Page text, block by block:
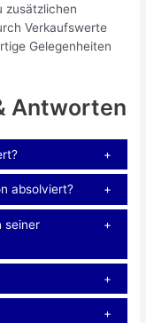
zusätzlichen
Verkaufswerte
Gelegenheiten
Antworten
absolviert?
seiner